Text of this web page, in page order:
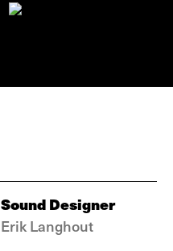
Sound Designer
Erik Langhout